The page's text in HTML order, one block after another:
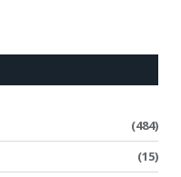
(484)
(15)